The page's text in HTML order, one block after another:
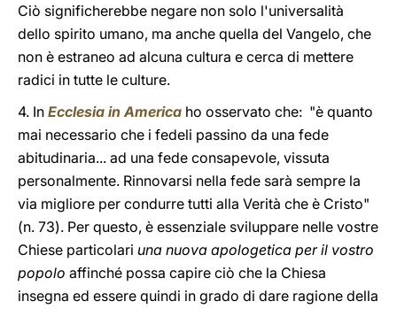
Ciò significherebbe negare non solo l'universalità
dello spirito umano, ma anche quella del Vangelo, che
non è estraneo ad alcuna cultura e cerca di mettere
radici in tutte le culture.
4. In Ecclesia in America ho osservato che: "è quanto
mai necessario che i fedeli passino da una fede
abitudinaria... ad una fede consapevole, vissuta
personalmente. Rinnovarsi nella fede sarà sempre la
via migliore per condurre tutti alla Verità che è Cristo"
(n. 73). Per questo, è essenziale sviluppare nelle vostre
Chiese particolari una nuova apologetica per il vostro
popolo affinché possa capire ciò che la Chiesa
insegna ed essere quindi in grado di dare ragione della